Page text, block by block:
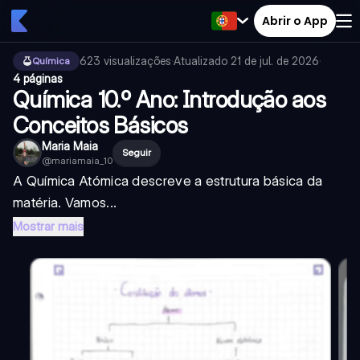
Abrir o App
Química 623 visualizações·Atualizado 21 de jul. de 2026·
4 páginas
Química 10.º Ano: Introdução aos
Conceitos Básicos
Maria Maia
@mariamaia_10
Seguir
A Química Atómica descreve a estrutura básica da
matéria. Vamos...
Mostrar mais